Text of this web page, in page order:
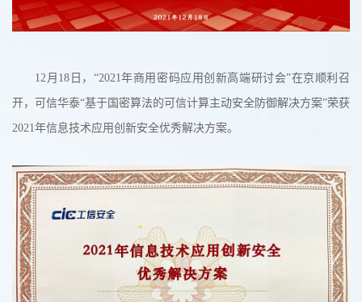
12月18日，“2021年商用密码应用创新高端研讨会”在京顺利召
开，可信华泰“基于国密算法的可信计算主动安全防御解决方案”荣获
2021年信息技术应用创新安全优秀解决方案。